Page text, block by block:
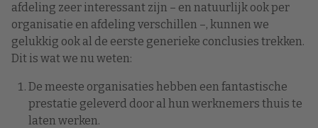
afdeling zeer interessant zijn – en natuurlijk ook per
organisatie en afdeling verschillen –, kunnen we
gelukkig ook al de eerste generieke conclusies trekken.
Dit is wat we nu weten:
De meeste organisaties hebben een fantastische
prestatie geleverd door al hun werknemers thuis te
laten werken.